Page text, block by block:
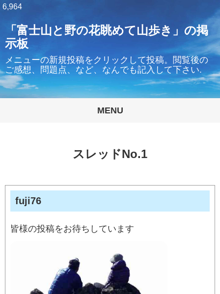
「富士山と野の花眺めて山歩き」の掲
示板
メニューの新規投稿をクリックして投稿。閲覧後の
ご感想、問題点、など、なんでも記入して下さい.
MENU
6,964
スレッドNo.1
fuji76
皆様の投稿をお待ちしています